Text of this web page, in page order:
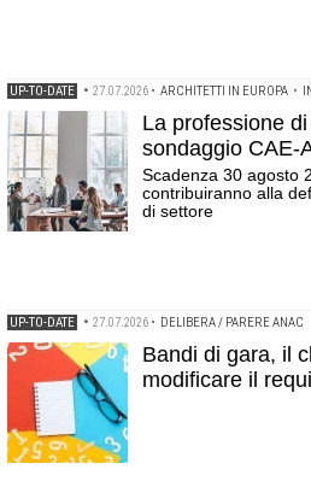
UP-TO-DATE • 27.07.2026 • ARCHITETTI IN EUROPA •
La professione
sondaggio CAE-
Scadenza 30 agosto
contribuiranno alla
di settore
UP-TO-DATE • 27.07.2026 • DELIBERA / PARERE ANAC
Bandi di gara, il
modificare il